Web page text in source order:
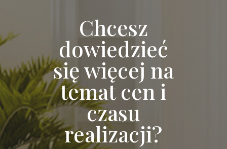
Chcesz
dowiedzieć
się więcej na
temat cen i
czasu
realizacji?